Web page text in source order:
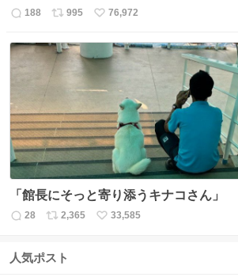
返
数
188
リ
ス
995
い
ね
76,972
「館長にそっと寄り添うキナコさん」
返
数
28
リ
ス
2,365
い
33,585
人気ポスト